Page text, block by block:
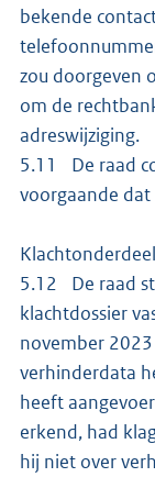
bekende
zou doorgeven
om de
adreswijziging.
5.11 De raad
voorgaande
5.12 De raad
klachtdossier
november
verhinderdata
heeft
erkend, had
hij niet over